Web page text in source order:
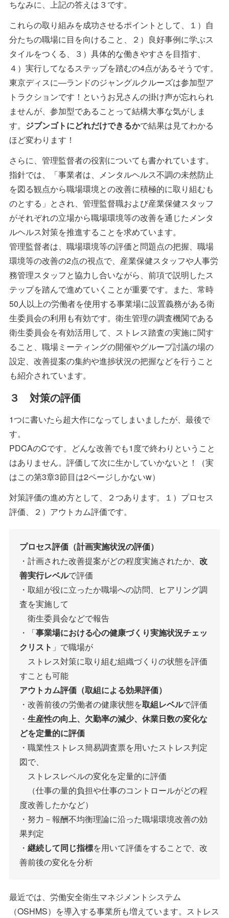
ちなみに、上記の答えは３です。
これらの取り組みを成功させるポイントとして、１）自
分たちの職場に目を向けること、２）良好事例に学ぶス
タイルをつくる、３）具体的な働きやすさを目指す、
４）実行してなるステップを踏むの4点があるそうです。
東京ディスに―ランドのジャングルクルーズは参加型ア
トラクションです！というお兄さんの掛け声が忘れられ
ませんが、参加型であることって結構大事な気がしま
す。 ジブンゴトにどれだけできるかで結果は見てわかる
ほど変わります！
さらに、管理監督者の役割についても書かれています。
指針では、「事業者は、メンタルヘルス不調の未然防止
を図る観点から職場環境との改善に積極的に取り組むも
のとする」とされ、管理監督職および産業保健スタッフ
がそれぞれの立場から職場環境等の改善を通じたメンタ
ルヘルス対策を推進することを求めています。
管理監督者は、職場環境等の評価と問題点の把握、職場
環境等の改善の2点の視点で、産業保健スタッフや人事労
務管理スタッフと協力し合いながら、前項で説明したス
テップを踏んで進めていくことが重要です。また、常時
50人以上の労働者を使用する事業場に設置義務がある衛
生委員会の利用も有効です。衛生管理の調査機関である
衛生委員会を有効活用して、ストレス踏査の実施に関す
ること、職場ミーティングの開催やグループ討議の場の
設定、改善提案の集約や進捗状況の把握などを行うこと
も紹介されています。
３ 対策の評価
1つに書いたら超大作になってしまいましたが、最後で
す。
PDCAのCです。どんな改善でも1度で終わりということ
はありません。評価して次に生かしていかないと！（実
はこの第3章3節目は2ページしかないw）
対策評価の進め方として、２つあります。１）プロセス
評価、２）アウトカム評価です。
プロセス評価（計画実施状況の評価）
・計画された改善提案がどの程度実施されたか、 改
善実行レベルで評価
・取組が役に立ったか職場への訪問、ヒアリング調
査を実施して
衛生委員会などで報告
・「事業場における心の健康づくり実施状況チェッ
クリスト 」で職場が
ストレス対策に取り組む組織づくりの状態を評価
すことも可能
アウトカム評価（取組による効果評価）
・改善前後の労働者の健康状態を取組レベルで評価
・ 生産性の向上、欠勤率の減少、休業日数の変化な
どを定量的に評価
・職業性ストレス簡易調査票を用いたストレス判定
図で、
ストレスレベルの変化を定量的に評価
（仕事の量的負担や仕事のコントロールがどの程
度改善したかなど）
・努力－報酬不均衡理論に沿った職場環境改善の効
果判定
・ 継続して同じ指標を用いて評価をすることで、改
善前後の変化を分析
最近では、労働安全衛生マネジメントシステム
（OSHMS）を導入する事業所も増えています。ストレス